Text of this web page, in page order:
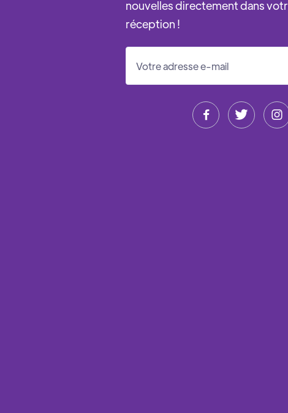
nouvelles directement dans
réception !
  